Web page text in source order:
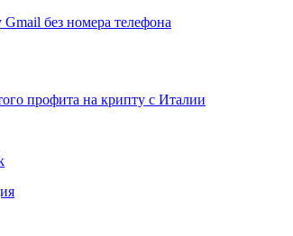
Gmail без номера телефона
профита на крипту с Италии